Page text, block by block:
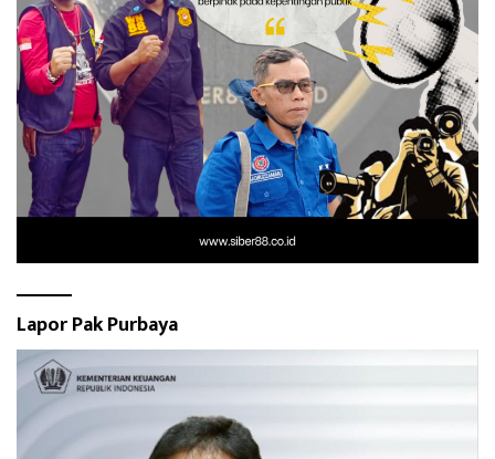
Lapor Pak Purbaya